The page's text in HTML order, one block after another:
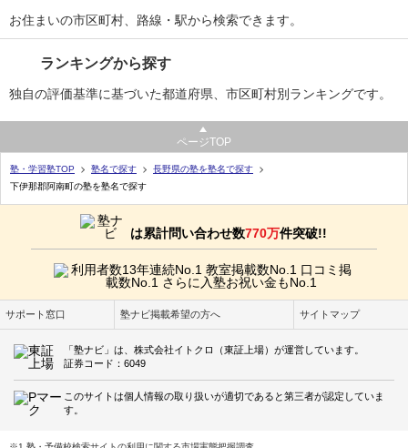
お住まいの市区町村、路線・駅から検索できます。
ランキングから探す
独自の評価基準に基づいた都道府県、市区町村別ランキングです。
ページTOP
塾・学習塾TOP 塾名で探す
長野県の塾を塾名で探す
下伊那郡阿南町の塾を塾名で探す
は累計問い合わせ数770万件突破!!
サポート窓口 塾ナビ掲載希望の方へ サイトマップ
「塾ナビ」は、株式会社イトクロ（東証上場）が運営しています。
証券コード：6049
このサイトは個人情報の取り扱いが適切であると第三者が認定していま
す。